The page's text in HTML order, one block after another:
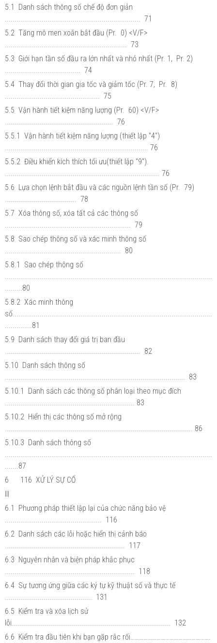
5.1 Danh sách thông số chế độ đơn giản
...................................................................... 71
5.2 Tăng mô men xoắn bắt đầu (Pr. 0) <V/F>
............................................................... 73
5.3 Giới hạn tần số đầu ra lớn nhất và nhỏ nhất (Pr. 1, Pr. 2)
....................................... 74
5.4 Thay đổi thời gian gia tốc và giảm tốc (Pr. 7, Pr. 8)
................................................. 75
5.5 Vận hành tiết kiệm năng lượng (Pr. 60) <V/F>
........................................................ 76
5.5.1 Vận hành tiết kiệm năng lượng (thiết lập "4")
.......................................................................... 76
5.5.2 Điều khiển kích thích tối ưu(thiết lập "9").
................................................................................ 76
5.6 Lựa chọn lệnh bắt đầu và các nguồn lệnh tần số (Pr. 79)
..................................... 78
5.7 Xóa thông số, xóa tất cả các thông số
................................................................. 79
5.8 Sao chép thông số và xác minh thông số
............................................................ 80
5.8.1 Sao chép thông số
.........80
5.8.2 Xác minh thông
số.......................................................................................................
..............81
5.9 Danh sách thay đổi giá trị ban đầu
...................................................................... 82
5.10 Danh sách thông số
............................................................................................. 83
5.10.1 Danh sách các thông số phân loại theo mục đích
................................................................... 83
5.10.2 Hiển thị các thông số mở rộng
................................................................................................. 86
5.10.3 Danh sách thông số
.......87
6 116 XỬ LÝ SỰ CỐ
III
6.1 Phương pháp thiết lập lại của chức năng bảo vệ
.................................................. 116
6.2 Danh sách các lỗi hoặc hiển thị cảnh báo
.............................................................. 117
6.3 Nguyên nhân và biện pháp khắc phục
................................................................... 118
6.4 Sự tương ứng giữa các ký tự kỹ thuật số và thực tế
............................................. 131
6.5 Kiểm tra và xóa lịch sử
lỗi.................................................................................. 132
6.6 Kiểm tra đầu tiên khi bạn gặp rắc rối……………………………………………….